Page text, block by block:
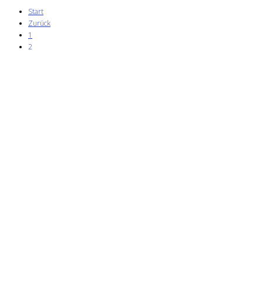
Start
Zurück
1
2